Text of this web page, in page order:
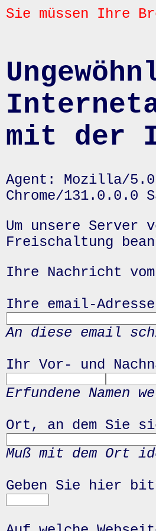
Sie müssen Ihre
mit der
Agent: Mozilla/5.0
Chrome/131.0.0.0
Um unsere
Freischaltung
Ihre Nachricht
Ihre email-
An diese email
Ihr Vor- und
Erfundene
Ort, an dem Sie
Muß mit dem Ort
Geben Sie hier